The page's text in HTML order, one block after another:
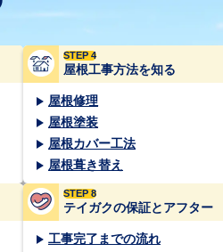
STEP 4
屋根工事方法を知る
屋根修理
屋根塗装
屋根カバー工法
屋根葺き替え
STEP 8
テイガクの保証とアフター
工事完了までの流れ